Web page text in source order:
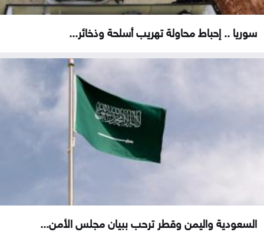
سوريا .. إحباط محاولة تهريب أسلحة وذخائر...
السعودية واليمن وقطر ترحب ببيان مجلس الأمن...